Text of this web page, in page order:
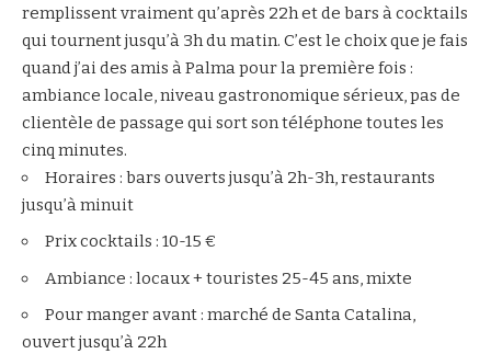
remplissent vraiment qu’après 22h et de bars à cocktails
qui tournent jusqu’à 3h du matin. C’est le choix que je fais
quand j’ai des amis à Palma pour la première fois :
ambiance locale, niveau gastronomique sérieux, pas de
clientèle de passage qui sort son téléphone toutes les
cinq minutes.
Horaires : bars ouverts jusqu’à 2h-3h, restaurants
jusqu’à minuit
Prix cocktails : 10-15 €
Ambiance : locaux + touristes 25-45 ans, mixte
Pour manger avant : marché de Santa Catalina,
ouvert jusqu’à 22h